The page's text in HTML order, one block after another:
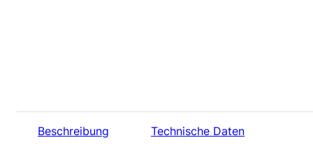
Beschreibung Technische Daten